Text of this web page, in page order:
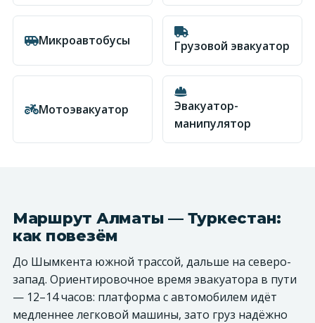
Микроавтобусы Грузовой эвакуатор
Мотоэвакуатор
Эвакуатор-
манипулятор
Маршрут Алматы — Туркестан:
как повезём
До Шымкента южной трассой, дальше на северо-
запад. Ориентировочное время эвакуатора в пути
— 12–14 часов: платформа с автомобилем идёт
медленнее легковой машины, зато груз надёжно